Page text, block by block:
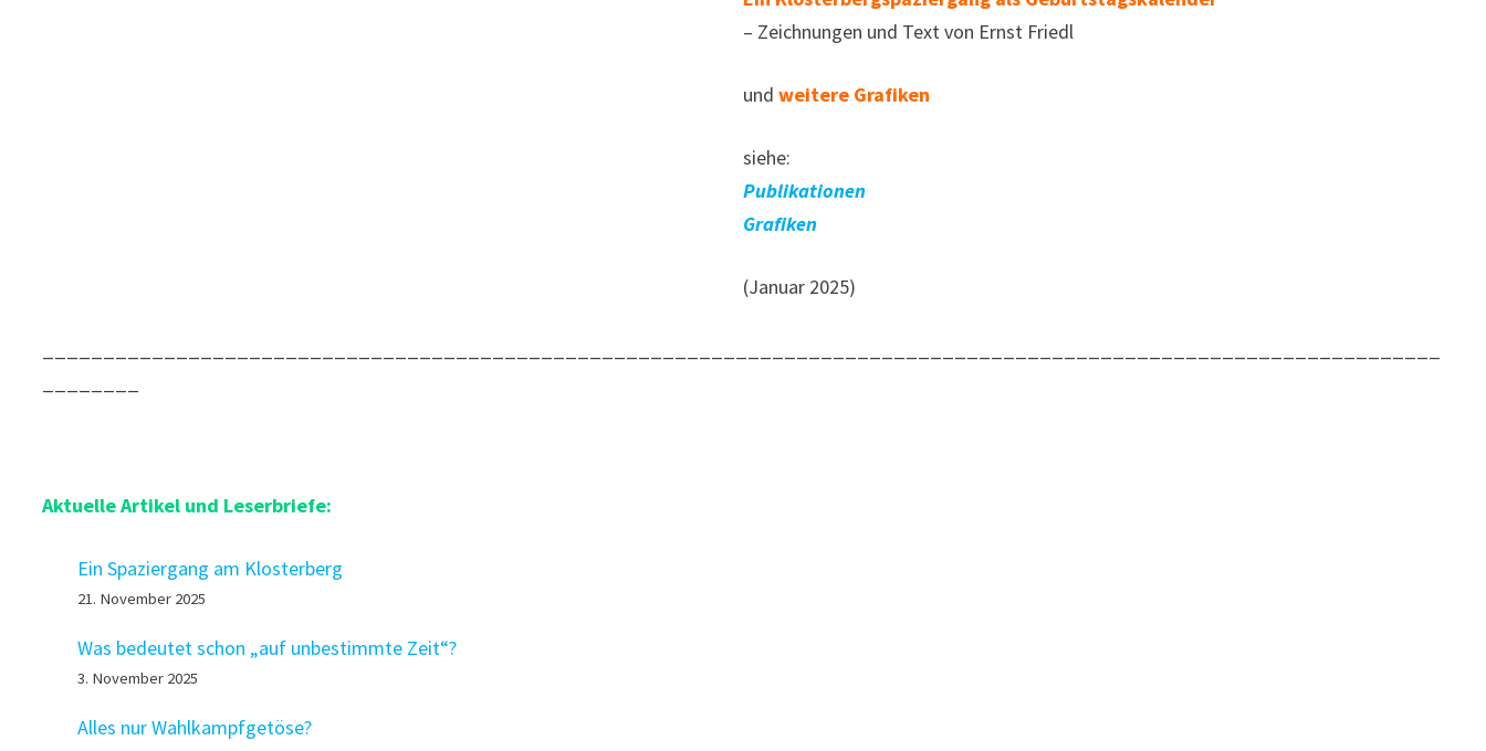
– Zeichnungen und Text von Ernst Friedl
und weitere Grafiken
siehe:
Publikationen
Grafiken
(Januar 2025)
Aktuelle Artikel und Leserbriefe:
Ein Spaziergang am Klosterberg
21. November 2025
Was bedeutet schon „auf unbestimmte Zeit“?
3. November 2025
Alles nur Wahlkampfgetöse?